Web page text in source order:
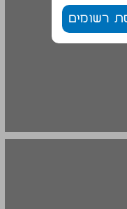
רשומים